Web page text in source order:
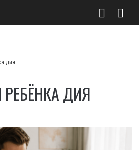
дия
РЕБЁНКА ДИЯ